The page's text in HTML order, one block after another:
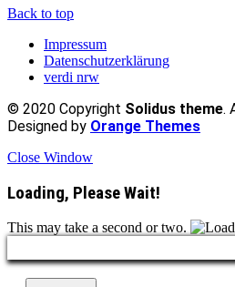
Back to top
Impressum
Datenschutzerklärung
verdi nrw
© 2020 Copyright Solidus theme.
Designed by Orange Themes
Close Window
Loading, Please Wait!
This may take a second or two.